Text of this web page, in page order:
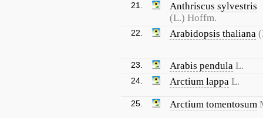
21.
Anthriscus sylvestris
(L.) Hoffm.
22. Arabidopsis thaliana
23. Arabis pendula L.
24. Arctium lappa L.
25. Arctium tomentosum